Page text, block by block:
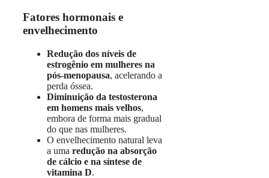
Fatores hormonais e
envelhecimento
Redução dos níveis de
estrogênio em mulheres na
pós-menopausa, acelerando a
perda óssea.
Diminuição da testosterona
em homens mais velhos,
embora de forma mais gradual
do que nas mulheres.
O envelhecimento natural leva
a uma redução na absorção
de cálcio e na síntese de
vitamina D.